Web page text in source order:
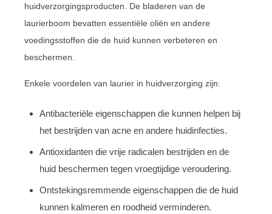
huidverzorgingsproducten. De bladeren van de
laurierboom bevatten essentiële oliën en andere
voedingsstoffen die de huid kunnen verbeteren en
beschermen.
Enkele voordelen van laurier in huidverzorging zijn:
Antibacteriële eigenschappen die kunnen helpen bij
het bestrijden van acne en andere huidinfecties.
Antioxidanten die vrije radicalen bestrijden en de
huid beschermen tegen vroegtijdige veroudering.
Ontstekingsremmende eigenschappen die de huid
kunnen kalmeren en roodheid verminderen.